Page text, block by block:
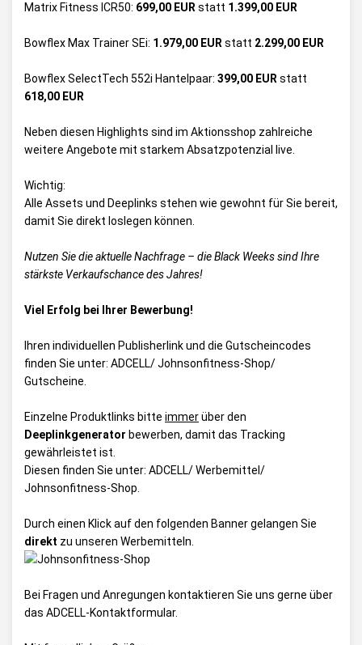
Matrix Fitness ICR50: 699,00 EUR statt 1.399,00 EUR
Bowflex Max Trainer SEi: 1.979,00 EUR statt 2.299,00 EUR
Bowflex SelectTech 552i Hantelpaar: 399,00 EUR statt
618,00 EUR
Neben diesen Highlights sind im Aktionsshop zahlreiche
weitere Angebote mit starkem Absatzpotenzial live.
Wichtig:
Alle Assets und Deeplinks stehen wie gewohnt für Sie bereit,
damit Sie direkt loslegen können.
Nutzen Sie die aktuelle Nachfrage – die Black Weeks sind Ihre
stärkste Verkaufschance des Jahres!
Viel Erfolg bei Ihrer Bewerbung!
Ihren individuellen Publisherlink und die Gutscheincodes
finden Sie unter: ADCELL/ Johnsonfitness-Shop/
Gutscheine
Einzelne Produktlinks bitte immerüber den
Deeplinkgenerator bewerben, damit das Tracking
gewährleistet ist.
Diesen finden Sie unter: ADCELL/ Werbemittel/
Johnsonfitness-Shop
Durch einen Klick auf den folgenden Banner gelangen Sie
direkt zu unseren Werbemitteln.
Bei Fragen und Anregungen kontaktieren Sie uns gerne über
das ADCELL-Kontaktformular.